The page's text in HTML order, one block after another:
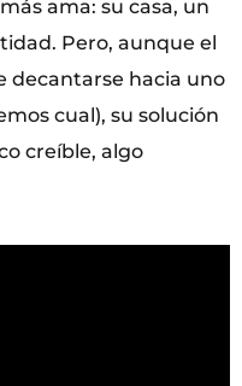
ama: su casa, un
Pero, aunque el
decantarse hacia uno
cual), su solución
creíble, algo